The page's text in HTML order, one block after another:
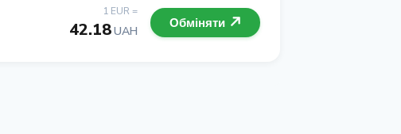
1 EUR =
42.18UAH
Обміняти